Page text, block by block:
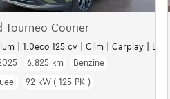
Tourneo Courier
| 1.0eco 125 cv | Clim | Carplay |
6.825 km
Benzine
92 kW ( 125 PK )